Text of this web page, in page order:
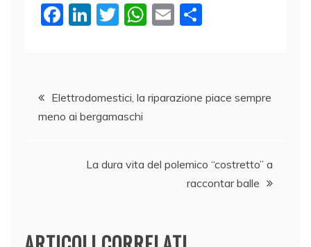
F
b
o
Li
dI
n
T
W
A
E
vi
Navigazione
articoli
Elettrodomestici, la riparazione piace sempre
meno ai bergamaschi
La dura vita del polemico “costretto” a
raccontar balle